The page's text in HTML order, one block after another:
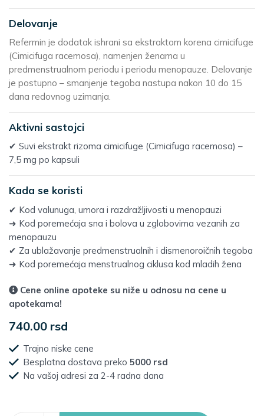
Delovanje
Refermin je dodatak ishrani sa ekstraktom korena cimicifuge
(Cimicifuga racemosa), namenjen ženama u
predmenstrualnom periodu i periodu menopauze. Delovanje
je postupno – smanjenje tegoba nastupa nakon 10 do 15
dana redovnog uzimanja.
Aktivni sastojci
✔ Suvi ekstrakt rizoma cimicifuge (Cimicifuga racemosa) –
7,5 mg po kapsuli
Kada se koristi
✔ Kod valunuga, umora i razdražljivosti u menopauzi
➜ Kod poremećaja sna i bolova u zglobovima vezanih za
menopauzu
✔ Za ublažavanje predmenstrualnih i dismenoroičnih tegoba
➜ Kod poremećaja menstrualnog ciklusa kod mladih žena
Cene online apoteke su niže u odnosu na cene u
apotekama!
740.00 rsd
Trajno niske cene
Besplatna dostava preko 5000 rsd
Na vašoj adresi za 2-4 radna dana